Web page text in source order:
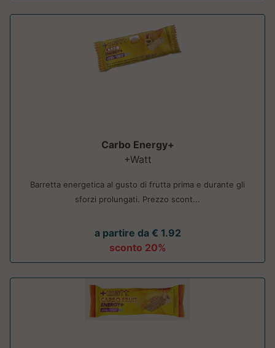
Carbo Energy+
+Watt
Barretta energetica al gusto di frutta prima e durante gli
sforzi prolungati. Prezzo scont...
a partire da € 1.92
sconto 20%